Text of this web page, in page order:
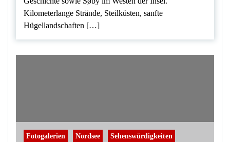
Kilometerlange Strände, Steilküsten, sanfte
Hügellandschaften […]
Fotogalerien Nordsee
Sehenswürdigkeiten